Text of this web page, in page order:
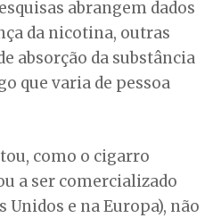
abrangem dados
da nicotina, outras
absorção da substância
que varia de pessoa
como o cigarro
a ser comercializado
Unidos e na Europa), não